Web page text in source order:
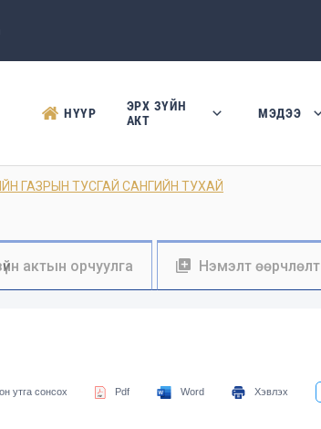
НҮҮР
ЭРХ ЗҮЙН
АКТ
МЭДЭЭ
ГАЗРЫН ТУСГАЙ САНГИЙН ТУХАЙ
актын орчуулга Нэмэлт өөрчлөлт
утга сонсох Pdf Word Хэвлэх